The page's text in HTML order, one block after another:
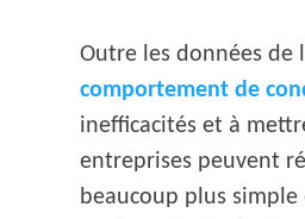
Outre les données de
comportement de
inefficacités et à
entreprises peuvent
beaucoup plus